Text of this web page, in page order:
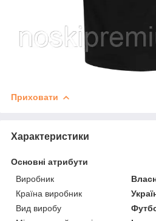
Приховати
Характеристики
Основні атрибути
Виробник
Країна виробник
Вид виробу